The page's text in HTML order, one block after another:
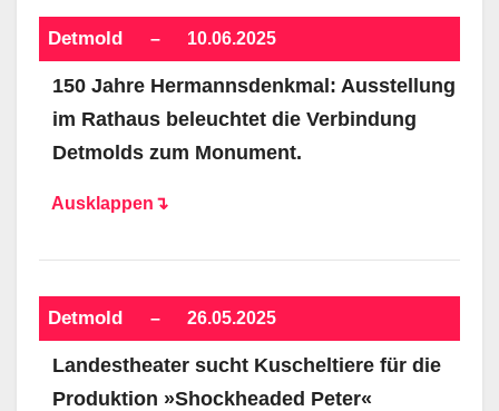
Detmold – 10.06.2025
150 Jahre Hermannsdenkmal: Ausstellung
im Rathaus beleuchtet die Verbindung
Detmolds zum Monument.
Ausklappen↴
Detmold – 26.05.2025
Landestheater sucht Kuscheltiere für die
Produktion »Shockheaded Peter«